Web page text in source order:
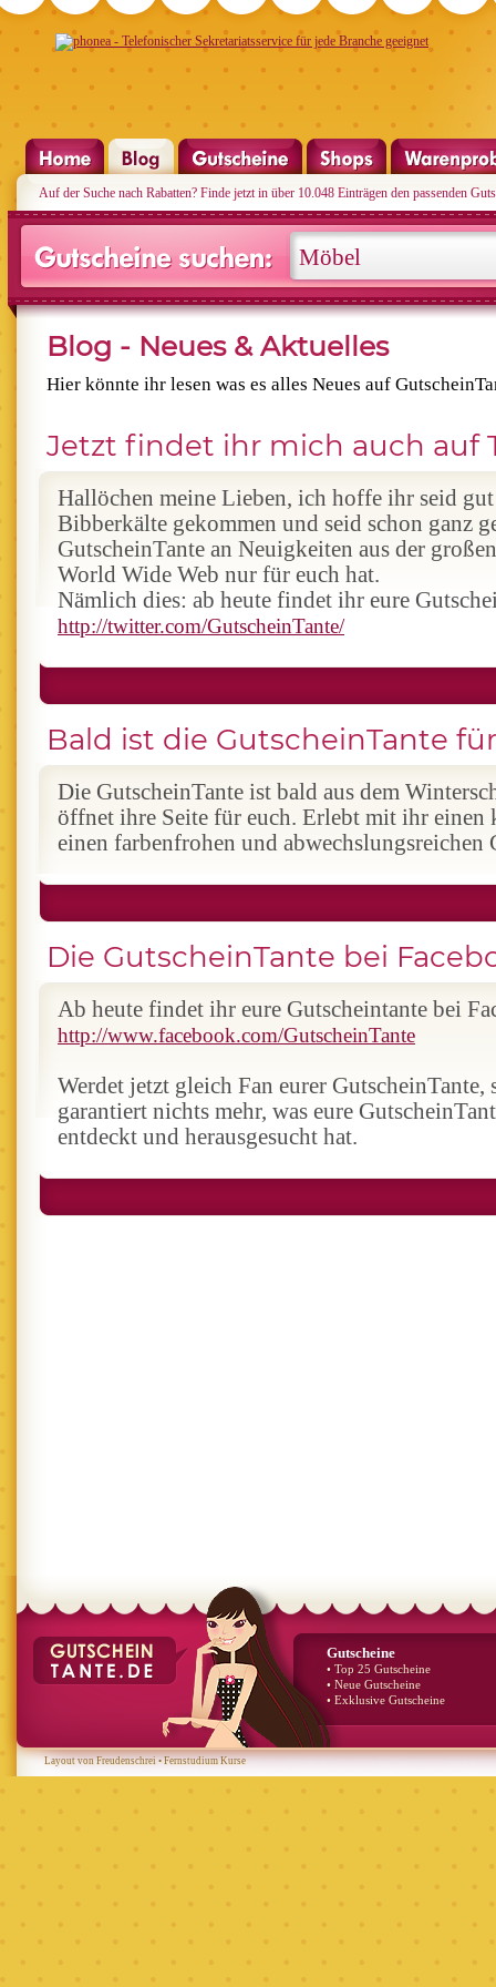
Auf der Suche nach Rabatten? Finde jetzt in über 10.048 Einträgen den passenden
Blog - Neues & Aktuelles
Hier könnte ihr lesen was es alles Neues auf
Jetzt findet ihr mich auch auf
Hallöchen meine Lieben, ich hoffe ihr seid
Bibberkälte gekommen und seid schon ganz
GutscheinTante an Neuigkeiten aus der
World Wide Web nur für euch hat.
Nämlich dies: ab heute findet ihr eure
http://twitter.com/GutscheinTante/
Bald ist die GutscheinTante
Die GutscheinTante ist bald aus dem
öffnet ihre Seite für euch. Erlebt mit ihr einen
einen farbenfrohen und
Die GutscheinTante bei
Ab heute findet ihr eure Gutscheintante bei
http://www.facebook.com/GutscheinTante
Werdet jetzt gleich Fan eurer GutscheinTante,
garantiert nichts mehr, was eure
entdeckt und herausgesucht hat.
Gutscheine
• Top 25 Gutscheine
• Neue Gutscheine
• Exklusive Gutscheine
Layout von Freudenschrei•Fernstudium Kurse